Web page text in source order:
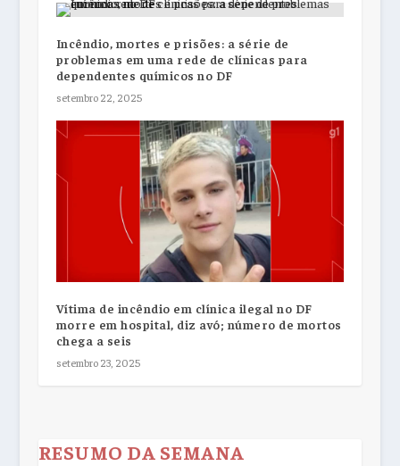
Incêndio, mortes e prisões: a série de
problemas em uma rede de clínicas para
dependentes químicos no DF
setembro 22, 2025
Vítima de incêndio em clínica ilegal no DF
morre em hospital, diz avó; número de mortos
chega a seis
setembro 23, 2025
RESUMO DA SEMANA